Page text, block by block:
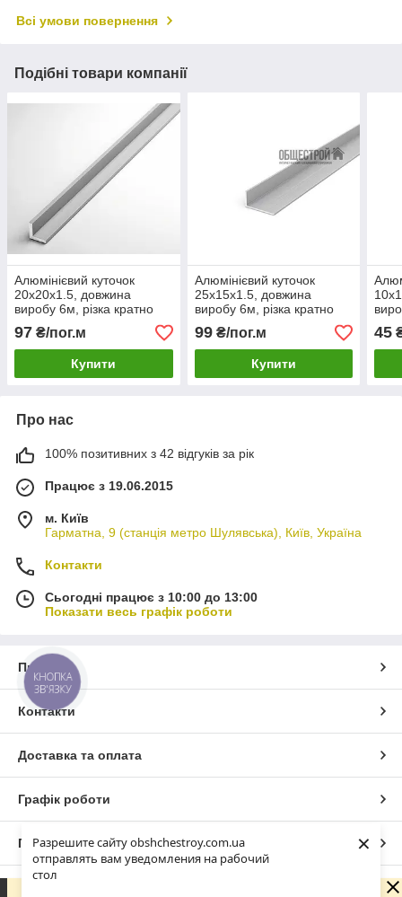
Разрешите сайту obshchestroy.com.ua
отправлять вам уведомления на рабочий
стол
×
Всі умови повернення
Подібні товари компанії
Алюмінієвий куточок
20х20х1.5, довжина
виробу 6м, різка кратно
3м.
97 ₴/пог.м
Купити
Алюмінієвий куточок
25х15х1.5, довжина
виробу 6м, різка кратно
3м.
99₴/пог.м
Купити
3м.
45
Про нас
100% позитивних з 42 відгуків за рік
Працює з 19.06.2015
м. Київ
Гарматна, 9 (станція метро Шулявська), Київ, Україна
Контакти
Сьогодні працює з 10:00 до 13:00
Показати весь графік роботи
Про нас
Контакти
Доставка та оплата
Графік роботи
Повна версія сайту
КНОПКА
ЗВ'ЯЗКУ